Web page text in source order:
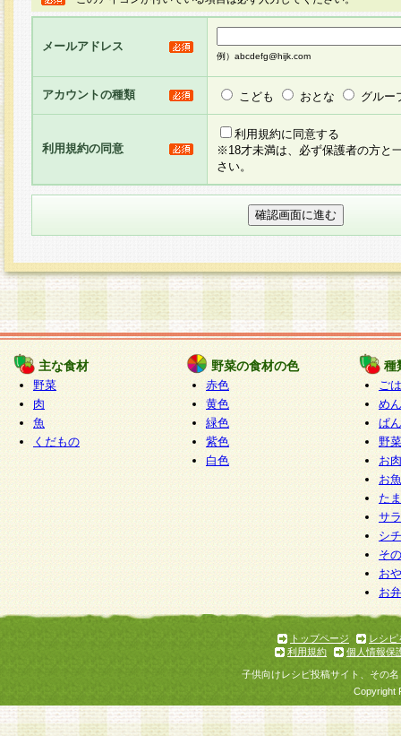
ージを設け、会員がアンケー ト調査に回答する
し、その結果を当社が集計・分析その他の利用を
るものです。なお、本サービスは、それぞれの目
員に対して本サービスの依頼を行うこともあり、
た全ての会員に対して本サービスの依頼をすると
りま す。
3.当社は、会員の事前の承諾を得ることなく、当
方 法・手段にて、本規約を任意に制定、変更ま
きるものとします。改定後の本規約等は、本規約
に掲示したときに、その 他の諸規定については
てその効力を生じるものとします。
4.本規約は、会員登録希望者による会員登録手続
の当社による会員登録の承認が完了した時点で会
たものとみなされ、会員に対して適用されるもの
5.当社がお聞きする個人情報は、すべて会員登録
で提 供いただいたものと考えております。従っ
自らの個人情報の提供を希望されない場合には、
をお預かりいたしません が、提供されないこと
商品やサービス等をご利用いただけない場合があ
了承ください。
6.当社は、お客様から当社が保有している個人情
加・ 利用停止等を求められた場合には、ご本人
て確認できた場合に限り、法令に準拠して合理的
いただきます。なお、開示 請求等の請求先は個
ります。
1.会員とは、本規約等を承諾のうえ、当社所定の
了し、当社が承認した者、グループとします。な
が以下に該当する場合は会員登録をすることがで
メールアドレス
例）abcdefg@hijk.com
アカウントの種類 こども おとな グルー
利用規約の同意
利用規約に同意する
※18才未満は、必ず保護者の方と
さい。
主な食材
野菜
肉
魚
くだもの
野菜の食材の色
赤色
黄色
緑色
紫色
白色
種
ご
めん
ぱん
野
お
お
た
サ
シ
そ
お
お
トップページ
レシピ
利用規約
個人情報保
子供向けレシピ投稿サイト、その
Copyright